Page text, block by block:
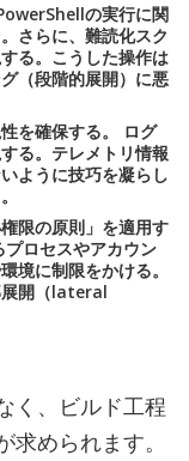
の実行に関
さらに、難読化スク
る。こうした操作は
（段階的展開）に悪
を確保する。 ログ
る。テレメトリ情報
ように技巧を凝らし
限の原則」を適用す
ロセスやアカウン
境に制限をかける。
展開（lateral
く、ビルド工程
められます。